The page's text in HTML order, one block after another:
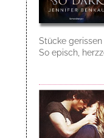
Stücke gerissen
So episch,